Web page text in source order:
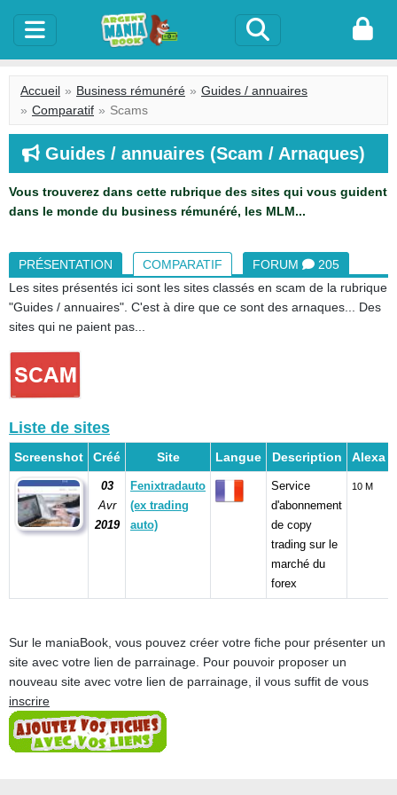
Accueil Business rémunéré
Guides / annuaires
Comparatif
Scams
Guides / annuaires (Scam / Arnaques)
Vous trouverez dans cette rubrique des sites qui vous guident
dans le monde du business rémunéré, les MLM...
PRÉSENTATION COMPARATIF FORUM
205
Les sites présentés ici sont les sites classés en scam de la rubrique
"Guides / annuaires". C'est à dire que ce sont des arnaques... Des
sites qui ne paient pas...
Liste de sites
Screenshot Créé Site Langue Description Alexa
03
Avr
2019
Fenixtradauto
(ex trading
auto)
Service
d'abonnement
de copy
trading sur le
marché du
forex
10 M
Sur le maniaBook, vous pouvez créer votre fiche pour présenter un
site avec votre lien de parrainage. Pour pouvoir proposer un
nouveau site avec votre lien de parrainage, il vous suffit de vous
inscrire